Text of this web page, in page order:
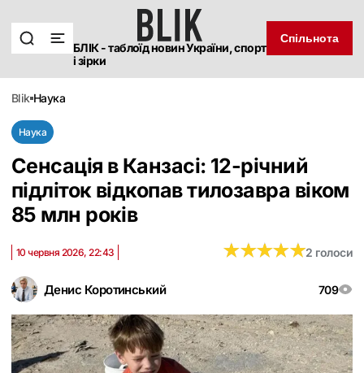
БЛІК - таблоїд новин України, спорт
і зірки
Спільнота
blik наука
Наука
Сенсація в Канзасі: 12-річний
підліток відкопав тилозавра віком
85 млн років
Денис Коротинський 709
10 червня 2026, 22:43 ★★★★★
★★★★★2 голоси